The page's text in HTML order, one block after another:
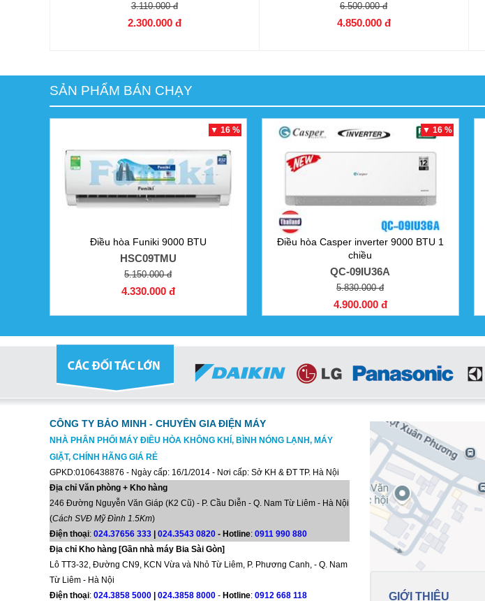
3.110.000 đ
2.300.000 đ
6.500.000 đ
4.850.000 đ
SẢN PHẨM BÁN CHẠY
▼ 16 %
Điều hòa Funiki 9000 BTU
HSC09TMU
5.150.000 đ
4.330.000 đ
▼ 16 %
Điều hòa Casper inverter 9000 BTU 1
chiều
QC-09IU36A
5.830.000 đ
4.900.000 đ
CÔNG TY BẢO MINH - CHUYÊN GIA ĐIỆN MÁY
NHÀ PHÂN PHỐI MÁY ĐIỀU HÒA KHÔNG KHÍ, BÌNH NÓNG LẠNH, MÁY
GIẶT, CHÍNH HÃNG GIÁ RẺ
GPKD:0106438876 - Ngày cấp: 16/1/2014 - Nơi cấp: Sở KH & ĐT TP. Hà Nội
Địa chỉ Văn phòng + Kho hàng
246 Đường Nguyễn Văn Giáp (K2 Cũ) - P. Cầu Diễn - Q. Nam Từ Liêm - Hà Nội
(Cách SVĐ Mỹ Đình 1.5Km)
Điện thoại: 024.37656 333| 024.3543 0820 - Hotline: 0911 990 880
Địa chỉ Kho hàng [Gần nhà máy Bia Sài Gòn]
Lô TT3-32, Đường CN9, KCN Vừa và Nhỏ Từ Liêm, P. Phương Canh, - Q. Nam
Từ Liêm - Hà Nội
Điện thoại: 024.3858 5000| 024.3858 8000-Hotline: 0912 668 118 GIỚI THIỆU